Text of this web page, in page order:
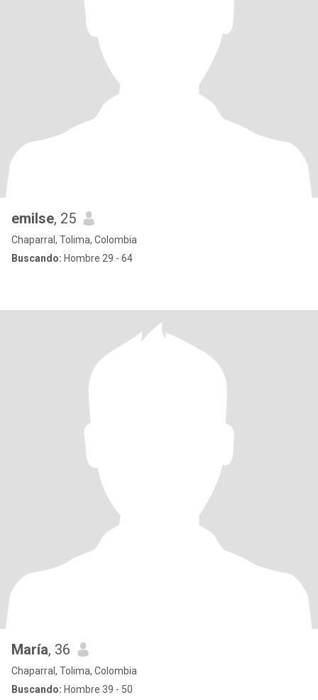
emilse, 25
Chaparral, Tolima, Colombia
Buscando: Hombre 29 - 64
María, 36
Chaparral, Tolima, Colombia
Buscando: Hombre 39 - 50